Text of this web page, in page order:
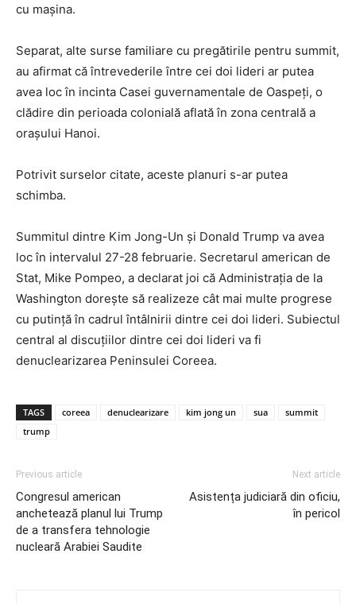
cu mașina.
Separat, alte surse familiare cu pregătirile pentru summit,
au afirmat că întrevederile între cei doi lideri ar putea
avea loc în incinta Casei guvernamentale de Oaspeți, o
clădire din perioada colonială aflată în zona centrală a
orașului Hanoi.
Potrivit surselor citate, aceste planuri s-ar putea
schimba.
Summitul dintre Kim Jong-Un și Donald Trump va avea
loc în intervalul 27-28 februarie. Secretarul american de
Stat, Mike Pompeo, a declarat joi că Administrația de la
Washington dorește să realizeze cât mai multe progrese
cu putință în cadrul întâlnirii dintre cei doi lideri. Subiectul
central al discuțiilor dintre cei doi lideri va fi
denuclearizarea Peninsulei Coreea.
TAGS coreea denuclearizare kim jong un sua
summit
trump
Previous article
Congresul american
anchetează planul lui Trump
de a transfera tehnologie
nucleară Arabiei Saudite
Next article
Asistența judiciară din oficiu,
în pericol